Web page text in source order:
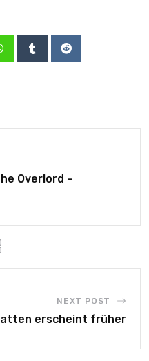
Overlord –
NEXT POST
erscheint früher